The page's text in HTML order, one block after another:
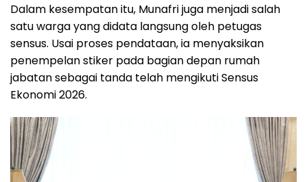
Dalam kesempatan itu, Munafri juga menjadi salah
satu warga yang didata langsung oleh petugas
sensus. Usai proses pendataan, ia menyaksikan
penempelan stiker pada bagian depan rumah
jabatan sebagai tanda telah mengikuti Sensus
Ekonomi 2026.